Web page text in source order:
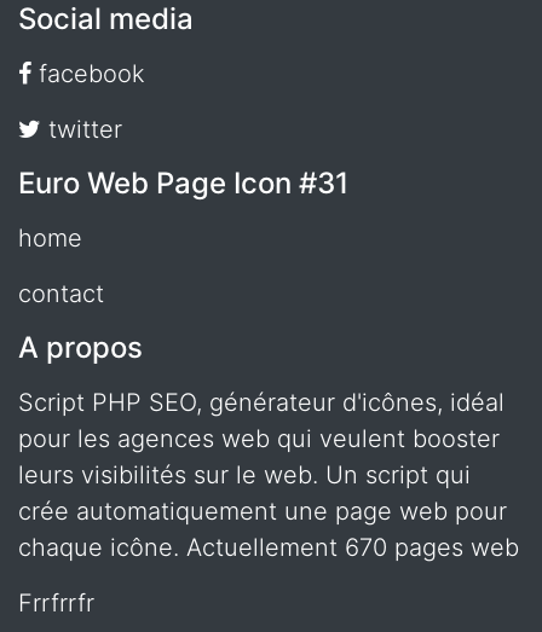
Social media
facebook
twitter
Euro Web Page Icon #31
home
contact
A propos
Script PHP SEO, générateur d'icônes, idéal
pour les agences web qui veulent booster
leurs visibilités sur le web. Un script qui
crée automatiquement une page web pour
chaque icône. Actuellement 670 pages web
frrfrrfr